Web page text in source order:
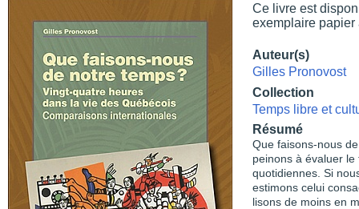
Ce livre est
exemplaire papier
Auteur(s)
Gilles Pronovost
Collection
Temps libre et
Résumé
Que faisons-nous
peinons à évaluer
quotidiennes. Si
estimons celui
lisons de moins en